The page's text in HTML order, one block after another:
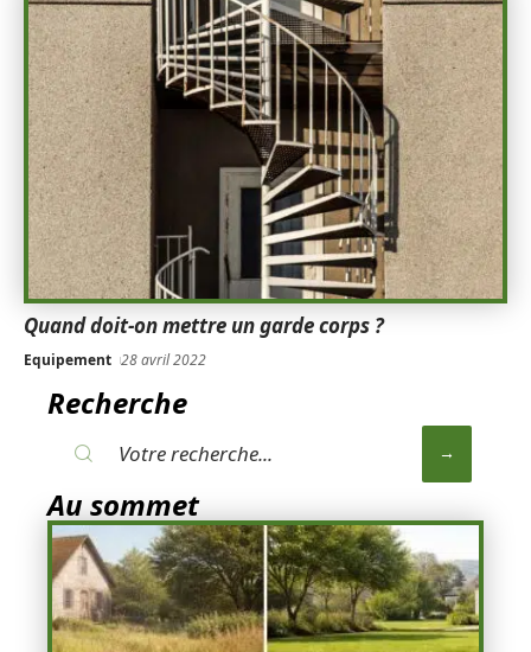
Quand doit-on mettre un garde corps ?
Equipement 28 avril 2022
Recherche
Au sommet